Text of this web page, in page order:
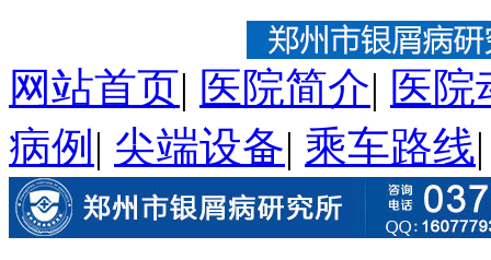
网站首页| 医院简介| 医院
病例 | 尖端设备| 乘车路线